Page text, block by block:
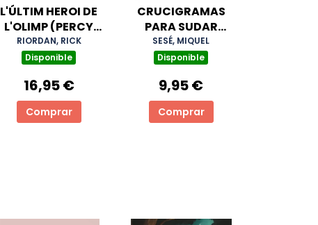
L'ÚLTIM HEROI DE
L'OLIMP (PERCY
JACKSON I ELS
DÉUS DE L'OLIMP
RIORDAN, RICK
Disponible
16,95 €
Comprar
CRUCIGRAMAS
PARA SUDAR
TINTA
SESÉ, MIQUEL
Disponible
9,95 €
Comprar